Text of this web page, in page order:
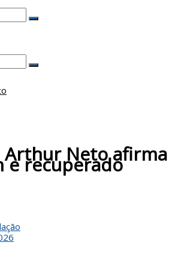
Arthur Neto afirma
e recuperado